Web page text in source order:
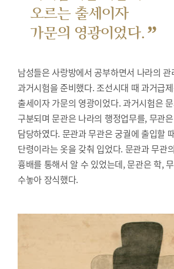
오르는 출세이자
가문의 영광이었다. ”
남성들은 사랑방에서 공부하면서 나라의
과거시험을 준비했다.조선시대 때 과거급
출세이자 가문의 영광이었다. 과거시험은
구분되며 문관은 나라의 행정업무를, 무관
담당하였다. 문관과 무관은 궁궐에 출입할
단령이라는 옷을 갖춰 입었다. 문관과 무관
흉배를 통해서 알 수 있었는데, 문관은 학,
수놓아 장식했다.